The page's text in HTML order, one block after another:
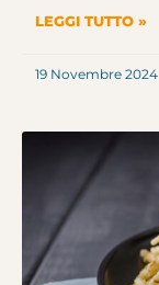
LEGGI TUTTO »
19 Novembre 2024